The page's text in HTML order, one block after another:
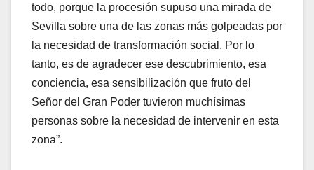
todo, porque la procesión supuso una mirada de
Sevilla sobre una de las zonas más golpeadas por
la necesidad de transformación social. Por lo
tanto, es de agradecer ese descubrimiento, esa
conciencia, esa sensibilización que fruto del
Señor del Gran Poder tuvieron muchísimas
personas sobre la necesidad de intervenir en esta
zona”.